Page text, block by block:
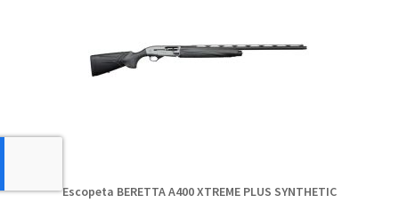
Escopeta BERETTA A400 XTREME PLUS SYNTHETIC